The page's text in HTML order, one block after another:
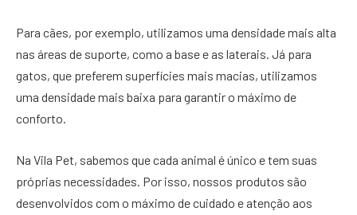
Para cães, por exemplo, utilizamos uma densidade mais alta
nas áreas de suporte, como a base e as laterais. Já para
gatos, que preferem superfícies mais macias, utilizamos
uma densidade mais baixa para garantir o máximo de
conforto.
Na Vila Pet, sabemos que cada animal é único e tem suas
próprias necessidades. Por isso, nossos produtos são
desenvolvidos com o máximo de cuidado e atenção aos